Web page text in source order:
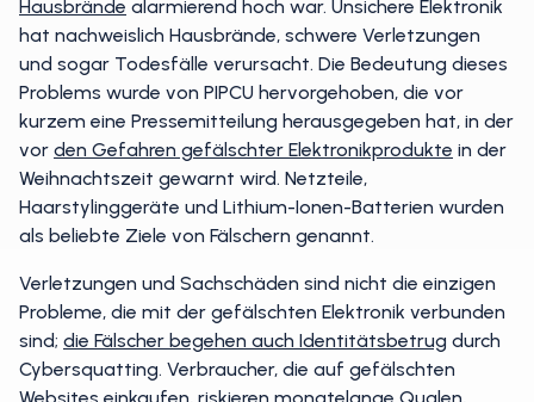
Hausbrände alarmierend hoch war. Unsichere Elektronik
hat nachweislich Hausbrände, schwere Verletzungen
und sogar Todesfälle verursacht. Die Bedeutung dieses
Problems wurde von PIPCU hervorgehoben, die vor
kurzem eine Pressemitteilung herausgegeben hat, in der
vor den Gefahren gefälschter Elektronikprodukte in der
Weihnachtszeit gewarnt wird. Netzteile,
Haarstylinggeräte und Lithium-Ionen-Batterien wurden
als beliebte Ziele von Fälschern genannt.
Verletzungen und Sachschäden sind nicht die einzigen
Probleme, die mit der gefälschten Elektronik verbunden
sind; die Fälscher begehen auch Identitätsbetrug durch
Cybersquatting. Verbraucher, die auf gefälschten